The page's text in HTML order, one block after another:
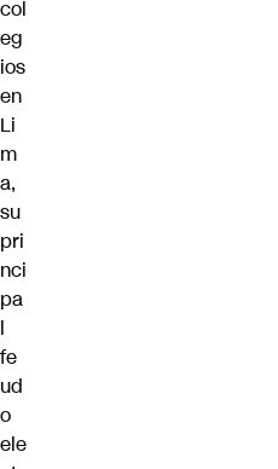
col
eg
ios
en
Li
m
a,
su
pri
nci
pa
l
fe
ud
o
ele